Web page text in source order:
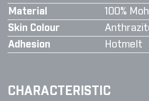
Material
100%
Skin Colour
Adhesion
Hotmelt
CHARACTERISTIC